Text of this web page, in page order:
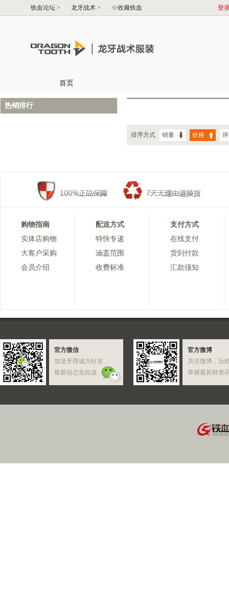
排序方式 销量 价格
热销排行
购物指南
实体店购物
大客户采购
会员介绍
配送方式
特快专递
涵盖范围
收费标准
支付方式
在线支付
货到付款
汇款须知
官方微信
加龙牙商城为好友，
最新动态先知道
官方微博
关注微博，玩
掌握最新鲜资